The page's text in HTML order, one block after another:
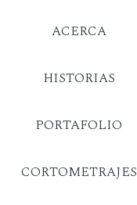
ACERCA
HISTORIAS
PORTAFOLIO
CORTOMETRAJES